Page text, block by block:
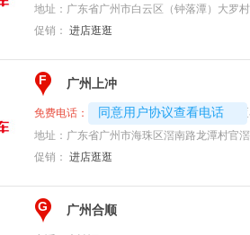
地址： 广东省广州市白云区（钟落潭）大罗
促销： 进店逛逛
F 广州上冲
免费电话： 同意用户协议查看电话
4008194313-6756
地址： 广东省广州市海珠区滘南路龙潭村官
促销： 进店逛逛
G 广州合顺